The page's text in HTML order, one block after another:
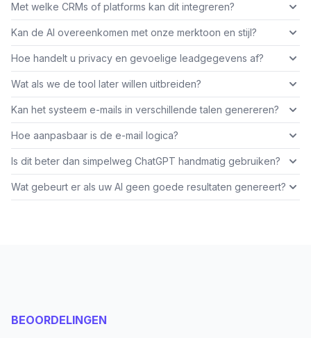
Met welke CRMs of platforms kan dit integreren?
Kan de AI overeenkomen met onze merktoon en stijl?
Hoe handelt u privacy en gevoelige leadgegevens af?
Wat als we de tool later willen uitbreiden?
Kan het systeem e-mails in verschillende talen genereren?
Hoe aanpasbaar is de e-mail logica?
Is dit beter dan simpelweg ChatGPT handmatig gebruiken?
Wat gebeurt er als uw AI geen goede resultaten genereert?
BEOORDELINGEN